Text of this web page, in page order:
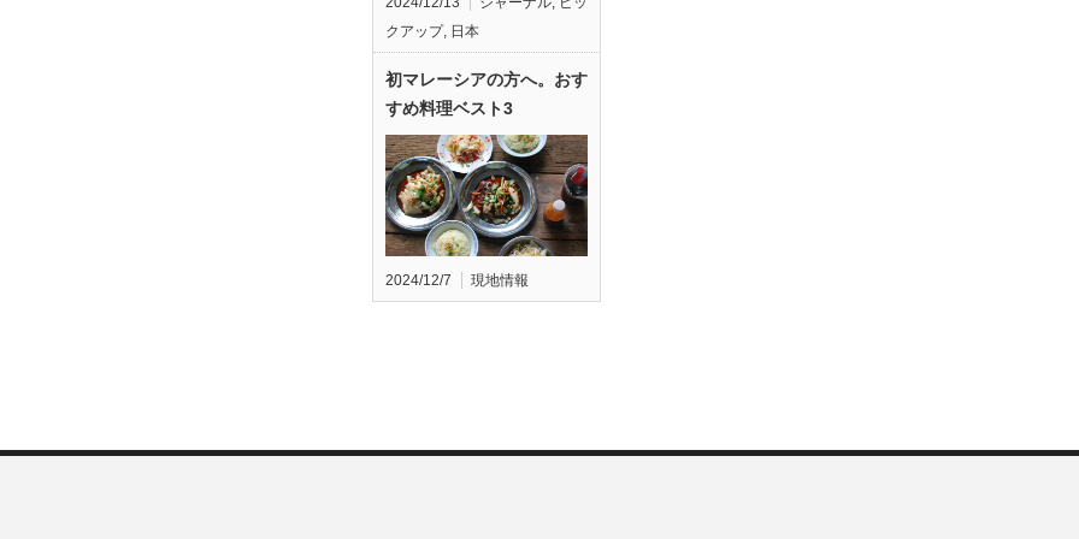
クアップ, 日本
初マレーシアの方へ。おす
すめ料理ベスト3
2024/12/7 現地情報